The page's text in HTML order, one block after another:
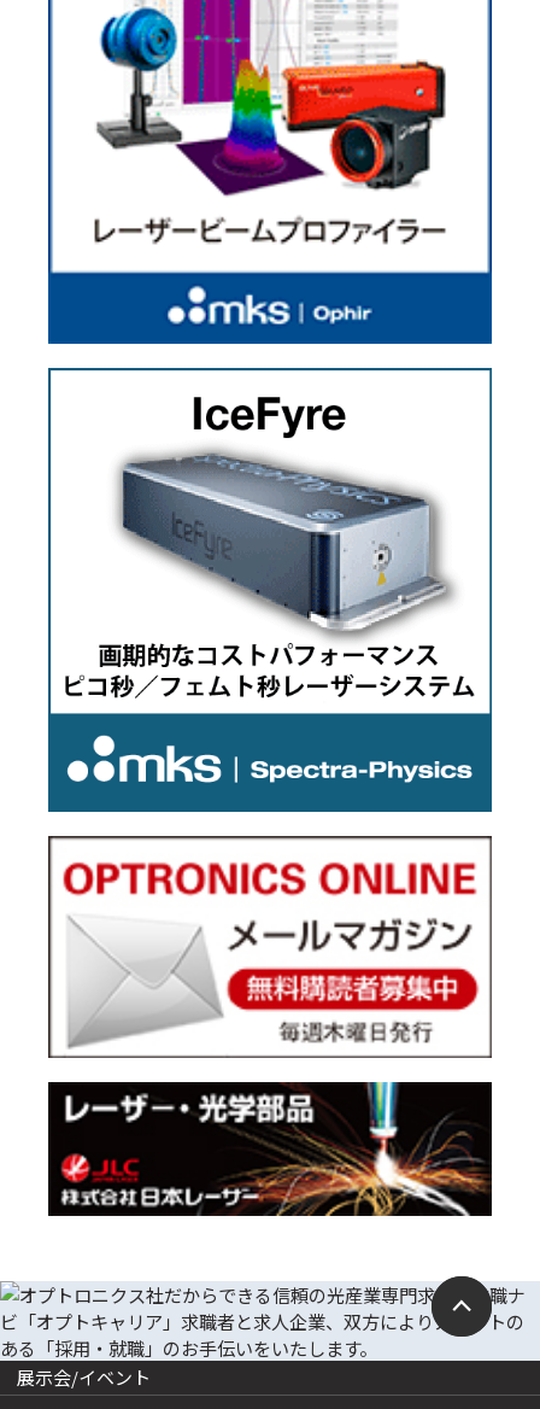
展示会/イベント